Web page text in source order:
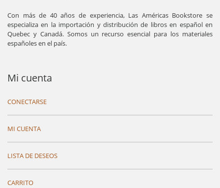
Con más de 40 años de experiencia, Las Américas Bookstore se
especializa en la importación y distribución de libros en español en
Quebec y Canadá. Somos un recurso esencial para los materiales
españoles en el país.
Mi cuenta
CONECTARSE
MI CUENTA
LISTA DE DESEOS
CARRITO